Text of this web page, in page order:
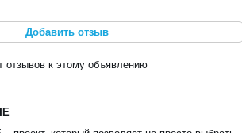
Добавить отзыв
отзывов к этому объявлению